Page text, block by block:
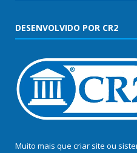
DESENVOLVIDO POR CR2
Muito mais que criar site ou